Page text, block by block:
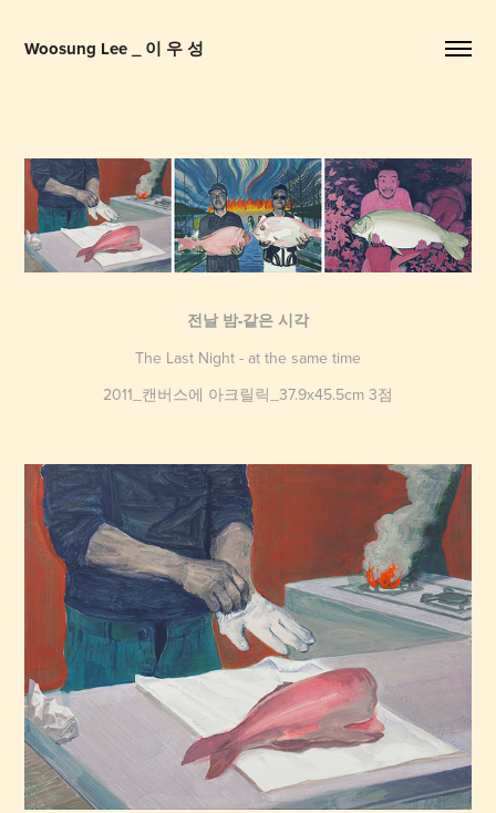
Woosung Lee _ 이 우 성
전날 밤-같은 시각
The Last Night - at the same time
2011_캔버스에 아크릴릭_37.9x45.5cm 3점